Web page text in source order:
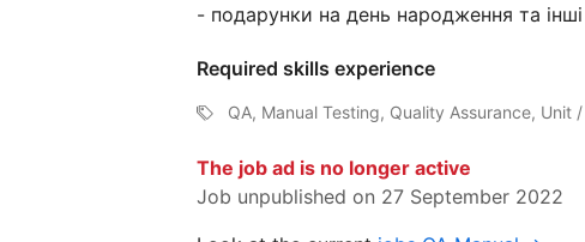
- подарунки на день народження та інші
Required skills experience
QA, Manual Testing, Quality Assurance, Unit
The job ad is no longer active
Job unpublished on 27 September 2022